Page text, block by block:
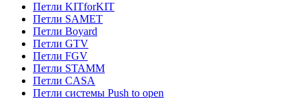
Петли KITforKIT
Петли SAMET
Петли Boyard
Петли GTV
Петли FGV
Петли STAMM
Петли CASA
Петли системы Push to open